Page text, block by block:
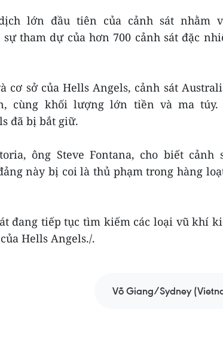
lớn đầu tiên của cảnh sát nhằm
tham dự của hơn 700 cảnh sát đặc
cơ sở của Hells Angels, cảnh sát
cùng khối lượng lớn tiền và ma túy.
đã bị bắt giữ.
ông Steve Fontana, cho biết cảnh
này bị coi là thủ phạm trong hàng
đang tiếp tục tìm kiếm các loại vũ khí
Hells Angels./.
Võ Giang/Sydney